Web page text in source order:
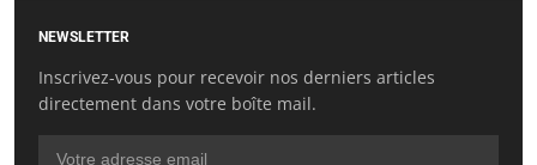
NEWSLETTER
Inscrivez-vous pour recevoir nos derniers articles
directement dans votre boîte mail.